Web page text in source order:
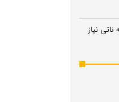
نیاز